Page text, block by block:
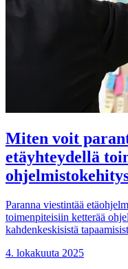
Miten voit
etäyhteydellä
Paranna viestintää
toimenpiteisiin ketterää
kahdenkeskisistä
4. lokakuuta 2025